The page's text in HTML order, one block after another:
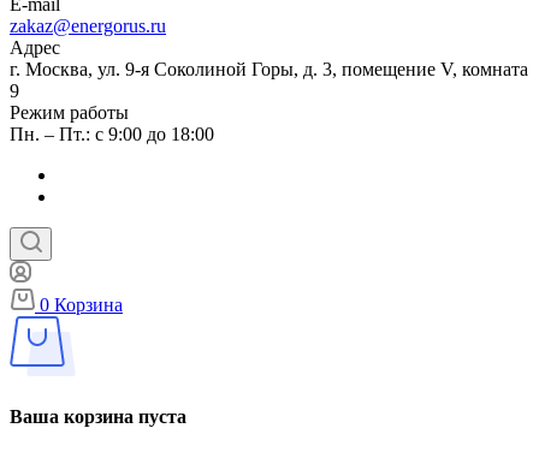
E-mail
zakaz@energorus.ru
Адрес
г. Москва, ул. 9-я Соколиной Горы, д. 3, помещение V, комната
9
Режим работы
Пн. – Пт.: с 9:00 до 18:00
0 Корзина
Ваша корзина пуста